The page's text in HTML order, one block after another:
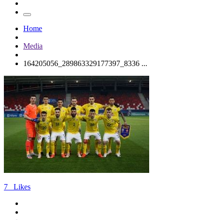
Home
Media
164205056_289863329177397_8336 ...
7 Likes